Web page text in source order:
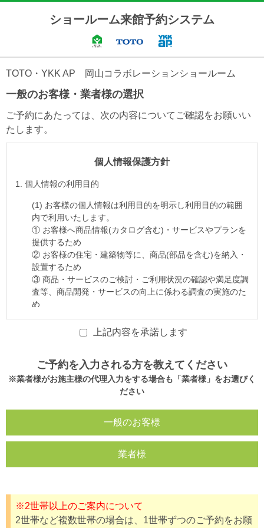
ショールーム来館予約システム
TOTO・YKK AP 岡山コラボレーションショールーム
一般のお客様・業者様の選択
ご予約にあたっては、次の内容についてご確認をお願いい
たします。
上記内容を承諾します
ご予約を入力される方を教えてください
※業者様がお施主様の代理入力をする場合も「業者様」をお選びく
ださい
一般のお客様
業者様
※2世帯以上のご案内について
2世帯など複数世帯の場合は、1世帯ずつのご予約をお願